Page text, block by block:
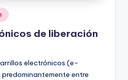
de liberación
electrónicos (e-
entre